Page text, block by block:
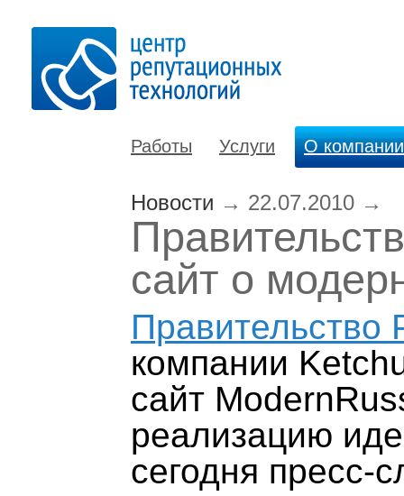
Работы Услуги О компании
Новости → 22.07.2010 →
сайт о
Правительство
компании
сайт
реализацию
сегодня пресс-